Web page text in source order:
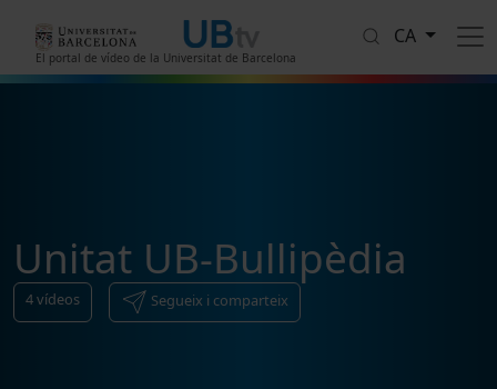
El portal de vídeo de la Universitat de Barcelona
CA
Unitat UB-Bullipèdia
4vídeos Segueix i comparteix